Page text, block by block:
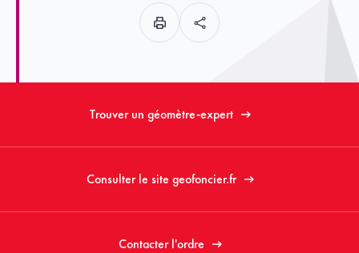
Trouver un géomètre-expert
Consulter le site geofoncier.fr
Contacter l'ordre